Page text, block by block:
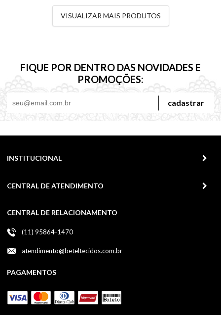
VISUALIZAR MAIS PRODUTOS
FIQUE POR DENTRO DAS NOVIDADES E
PROMOÇÕES:
cadastrar
INSTITUCIONAL
CENTRAL DE ATENDIMENTO
CENTRAL DE RELACIONAMENTO
(11) 95864-1470
atendimento@beteltecidos.com.br
PAGAMENTOS